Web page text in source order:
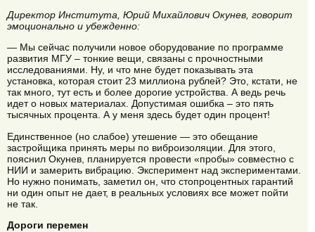
Директор Института, Юрий Михайлович Окунев, говорит
эмоционально и убежденно:
— Мы сейчас получили новое оборудование по программе
развития МГУ – тонкие вещи, связаны с прочностными
исследованиями. Ну, и что мне будет показывать эта
установка, которая стоит 23 миллиона рублей? Это, кстати, не
так много, тут есть и более дорогие устройства. А ведь речь
идет о новых материалах. Допустимая ошибка – это пять
тысячных процента. А у меня здесь будет один процент!
Единственное (но слабое) утешение — это обещание
застройщика принять меры по виброизоляции. Для этого,
пояснил Окунев, планируется провести «пробы» совместно с
НИИ и замерить вибрацию. Эксперимент над экспериментами.
Но нужно понимать, заметил он, что стопроцентных гарантий
ни один опыт не дает, в реальных условиях все может пойти
не так.
Дороги перемен